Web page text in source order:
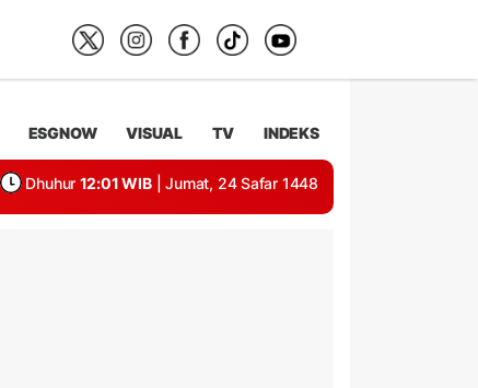
ESGNOW VISUAL TV INDEKS
Dhuhur 12:01 WIB | Jumat, 24 Safar 1448